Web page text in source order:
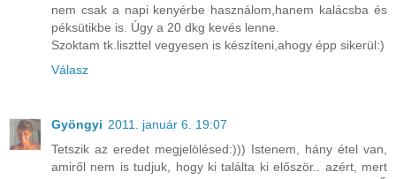
nem csak a napi kenyérbe használom,hanem kalácsba és
péksütikbe is. Úgy a 20 dkg kevés lenne.
Szoktam tk.liszttel vegyesen is készíteni,ahogy épp sikerül:)
Válasz
Gyöngyi 2011. január 6. 19:07
Tetszik az eredet megjelölésed:))) Istenem, hány étel van,
amiről nem is tudjuk, hogy ki találta ki először.. azért, mert